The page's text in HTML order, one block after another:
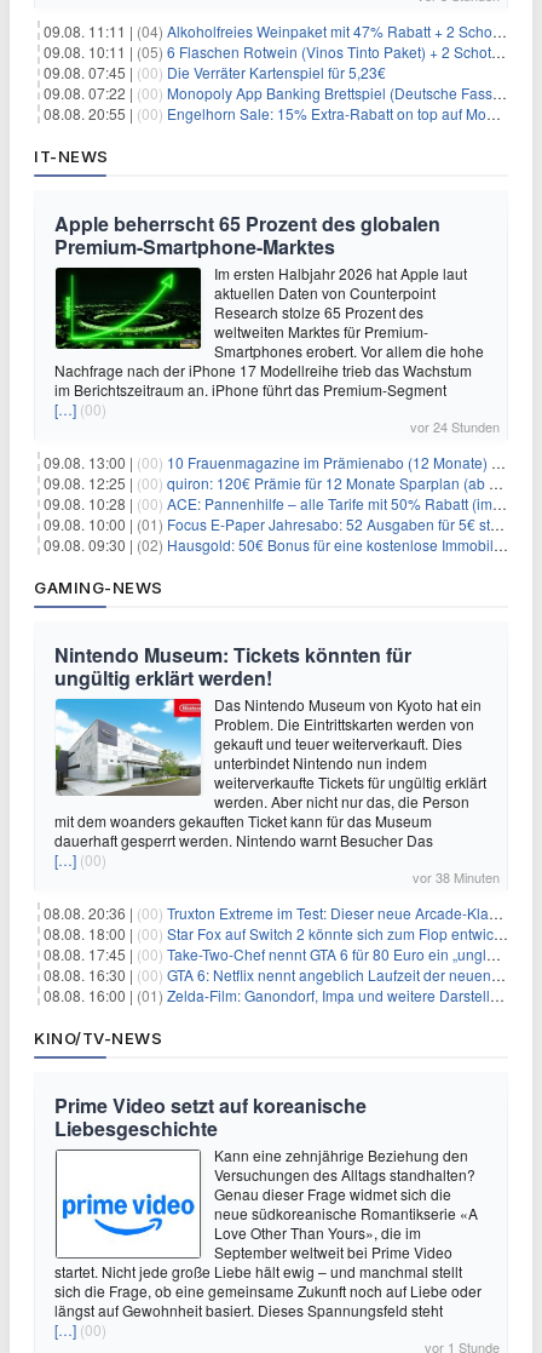
09.08. 11:11 | (04) Alkoholfreies Weinpaket mit 47% Rabatt + 2 Schott Zwiesel Gläser GRATIS für 29,99€
09.08. 10:11 | (05) 6 Flaschen Rotwein (Vinos Tinto Paket) + 2 Schott Zwiesel Gläser für 25,99€ inkl. Versand
09.08. 07:45 | (00) Die Verräter Kartenspiel für 5,23€
09.08. 07:22 | (00) Monopoly App Banking Brettspiel (Deutsche Fassung) für 9,84€
08.08. 20:55 | (00) Engelhorn Sale: 15% Extra-Rabatt on top auf Mode- und Sport-Artikel
IT-NEWS
Apple beherrscht 65 Prozent des globalen
Premium-Smartphone-Marktes
Im ersten Halbjahr 2026 hat Apple laut
aktuellen Daten von Counterpoint
Research stolze 65 Prozent des
weltweiten Marktes für Premium-
Smartphones erobert. Vor allem die hohe
Nachfrage nach der iPhone 17 Modellreihe trieb das Wachstum
im Berichtszeitraum an. iPhone führt das Premium-Segment
[…] (00)
vor 24 Stunden
09.08. 13:00 | (00) 10 Frauenmagazine im Prämienabo (12 Monate) mit Prämien bis zu 225€
09.08. 12:25 | (00) quiron: 120€ Prämie für 12 Monate Sparplan (ab 100€/Monat)
09.08. 10:28 | (00) ACE: Pannenhilfe – alle Tarife mit 50% Rabatt (im ersten Jahr)
09.08. 10:00 | (01) Focus E-Paper Jahresabo: 52 Ausgaben für 5€ statt 207,48€ – per Formular kündbar!
09.08. 09:30 | (02) Hausgold: 50€ Bonus für eine kostenlose Immobilienbewertung
GAMING-NEWS
Nintendo Museum: Tickets könnten für
ungültig erklärt werden!
Das Nintendo Museum von Kyoto hat ein
Problem. Die Eintrittskarten werden von
gekauft und teuer weiterverkauft. Dies
unterbindet Nintendo nun indem
weiterverkaufte Tickets für ungültig erklärt
werden. Aber nicht nur das, die Person
mit dem woanders gekauften Ticket kann für das Museum
dauerhaft gesperrt werden. Nintendo warnt Besucher Das
[…] (00)
vor 38 Minuten
08.08. 20:36 | (00) Truxton Extreme im Test: Dieser neue Arcade-Klassiker verzeiht dir gar nichts
08.08. 18:00 | (00) Star Fox auf Switch 2 könnte sich zum Flop entwickeln
08.08. 17:45 | (00) Take-Two-Chef nennt GTA 6 für 80 Euro ein „unglaubliches Schnäppchen“
08.08. 16:30 | (00) GTA 6: Netflix nennt angeblich Laufzeit der neuen Gameplay-Präsentation
08.08. 16:00 | (01) Zelda-Film: Ganondorf, Impa und weitere Darsteller sollen feststehen
KINO/TV-NEWS
Prime Video setzt auf koreanische
Liebesgeschichte
Kann eine zehnjährige Beziehung den
Versuchungen des Alltags standhalten?
Genau dieser Frage widmet sich die
neue südkoreanische Romantikserie «A
Love Other Than Yours», die im
September weltweit bei Prime Video
startet. Nicht jede große Liebe hält ewig – und manchmal stellt
sich die Frage, ob eine gemeinsame Zukunft noch auf Liebe oder
längst auf Gewohnheit basiert. Dieses Spannungsfeld steht
[…] (00)
vor 1 Stunde